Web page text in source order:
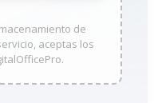
de
aceptas los